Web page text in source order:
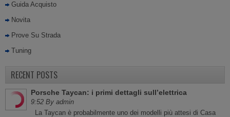
Guida Acquisto
Novita
Prove Su Strada
Tuning
RECENT POSTS
Porsche Taycan: i primi dettagli sull’elettrica
9:52 By admin
La Taycan è probabilmente uno dei modelli più attesi di Casa